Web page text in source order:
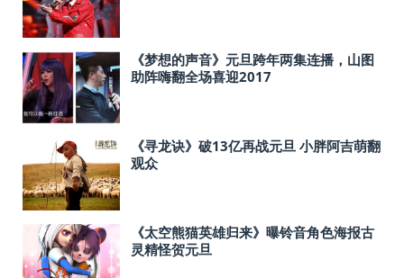
《梦想的声音》元旦跨年两集连播，山图
助阵嗨翻全场喜迎2017
《寻龙诀》破13亿再战元旦 小胖阿吉萌翻
观众
《太空熊猫英雄归来》曝铃音角色海报古
灵精怪贺元旦